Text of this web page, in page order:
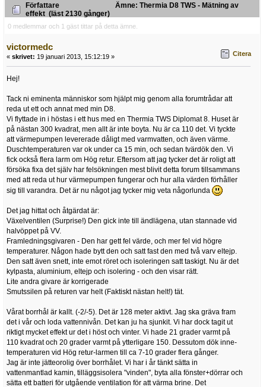
Författare
Ämne: Thermia D8 TWS - Mätning av
effekt (läst 2130 gånger)
0 medlemmar och 1 gäst tittar på detta ämne.
victormedc
« skrivet: 19 januari 2013, 15:12:19 » Citera
Hej!
Tack ni eminenta människor som hjälpt mig genom alla forumtrådar att
reda ut ett och annat med min D8.
Vi flyttade in i höstas i ett hus med en Thermia TWS Diplomat 8. Huset är
på nästan 300 kvadrat, men allt är inte boyta. Nu är ca 110 det. Vi tyckte
att värmepumpen levererade dåligt med varmvatten, och även värme.
Duschtemperaturen var ok under ca 15 min, och sedan tvärdök den. Vi
fick också flera larm om Hög retur. Eftersom att jag tycker det är roligt att
försöka fixa det själv har felsökningen mest blivit detta forum tillsammans
med att reda ut hur värmepumpen fungerar och hur alla värden förhåller
sig till varandra. Det är nu något jag tycker mig veta någorlunda
Det jag hittat och åtgärdat är:
Växelventilen (Surprise!) Den gick inte till ändlägena, utan stannade vid
halvöppet på VV.
Framledningsgivaren - Den har gett fel värde, och mer fel vid högre
temperaturer. Någon hade bytt den och satt fast den med två varv eltejp.
Den satt även snett, inte emot röret och isoleringen satt taskigt. Nu är det
kylpasta, aluminium, eltejp och isolering - och den visar rätt.
Lite andra givare är korrigerade
Smutssilen på returen var helt (Faktiskt nästan helt!) tät.
Vårat borrhål är kallt. (-2/-5). Det är 128 meter aktivt. Jag ska gräva fram
det i vår och loda vattennivån. Det kan ju ha sjunkit. Vi har dock tagit ut
riktigt mycket effekt ur det i höst och vinter. Vi hade 21 grader varmt på
110 kvadrat och 20 grader varmt på ytterligare 150. Dessutom dök inne-
temperaturen vid Hög retur-larmen till ca 7-10 grader flera gånger.
Jag är inte jätteorolig över borrhålet. Vi har i år tänkt sätta in
vattenmantlad kamin, tilläggsisolera "vinden", byta alla fönster+dörrar och
sätta ett batteri för utgående ventilation för att värma brine. Det